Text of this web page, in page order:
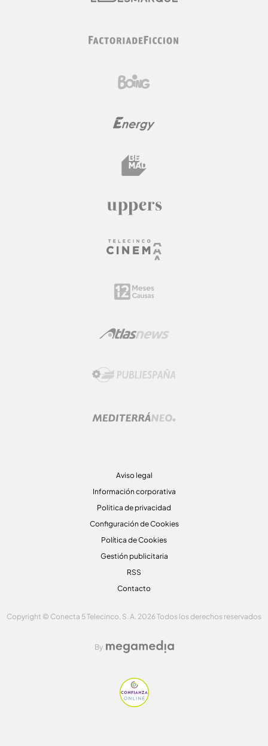
Aviso legal
Información corporativa
Politica de privacidad
Configuración de Cookies
Política de Cookies
Gestión publicitaria
RSS
Contacto
Copyright © Conecta 5 Telecinco, S. A. 2026 Todos los derechos reservados
By